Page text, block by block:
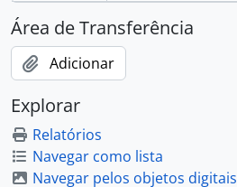
Área de Transferência
Adicionar
Explorar
Relatórios
Navegar como lista
Navegar pelos objetos digitais